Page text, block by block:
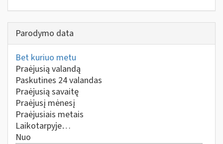
Parodymo data
Bet kuriuo metu
Praėjusią valandą
Paskutines 24 valandas
Praėjusią savaitę
Praėjusį mėnesį
Praėjusiais metais
Laikotarpyje…
Nuo